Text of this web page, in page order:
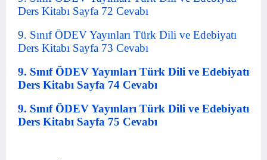
Ders Kitabı Sayfa 72 Cevabı
9. Sınıf ÖDEV Yayınları Türk Dili ve Edebiyatı
Ders Kitabı Sayfa 73 Cevabı
9. Sınıf ÖDEV Yayınları Türk Dili ve Edebiyatı
Ders Kitabı Sayfa 74 Cevabı
9. Sınıf ÖDEV Yayınları Türk Dili ve Edebiyatı
Ders Kitabı Sayfa 75 Cevabı